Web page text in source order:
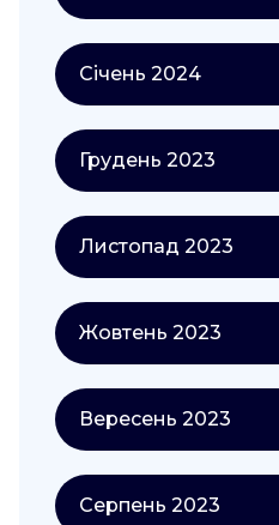
Січень 2024
Грудень 2023
Листопад 2023
Жовтень 2023
Вересень 2023
Серпень 2023